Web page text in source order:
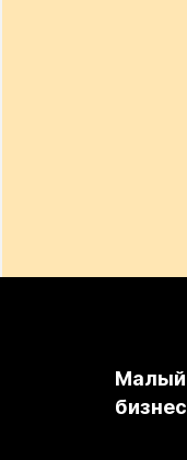
Малый
бизнес